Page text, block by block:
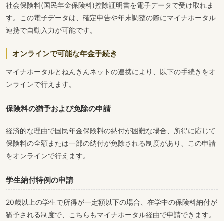
社会保険料(国民年金保険料)控除証明書を電子データで受け取れま
す。この電子データは、確定申告や年末調整の際にマイナポータル
連携で自動入力が可能です。
オンラインで可能な年金手続き
マイナポータルとねんきんネットの連携により、以下の手続きをオ
ンラインで行えます。
保険料の猶予および免除の申請
経済的な理由で国民年金保険料の納付が困難な場合、所得に応じて
保険料の全額または一部の納付が免除される制度があり、この申請
をオンラインで行えます。
学生納付特例の申請
20歳以上の学生で所得が一定額以下の場合、在学中の保険料納付が
猶予される制度で、こちらもマイナポータル経由で申請できます。